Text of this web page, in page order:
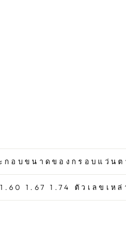
กอบขนาดของกรอบแว่นต
1.67 1.74 ตัวเลขเห